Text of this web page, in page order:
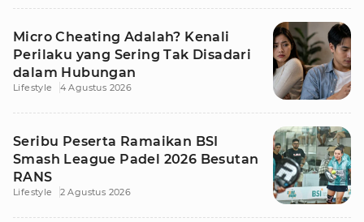
Micro Cheating Adalah? Kenali
Perilaku yang Sering Tak Disadari
dalam Hubungan
Lifestyle 4 Agustus 2026
Seribu Peserta Ramaikan BSI
Smash League Padel 2026 Besutan
RANS
Lifestyle 2 Agustus 2026